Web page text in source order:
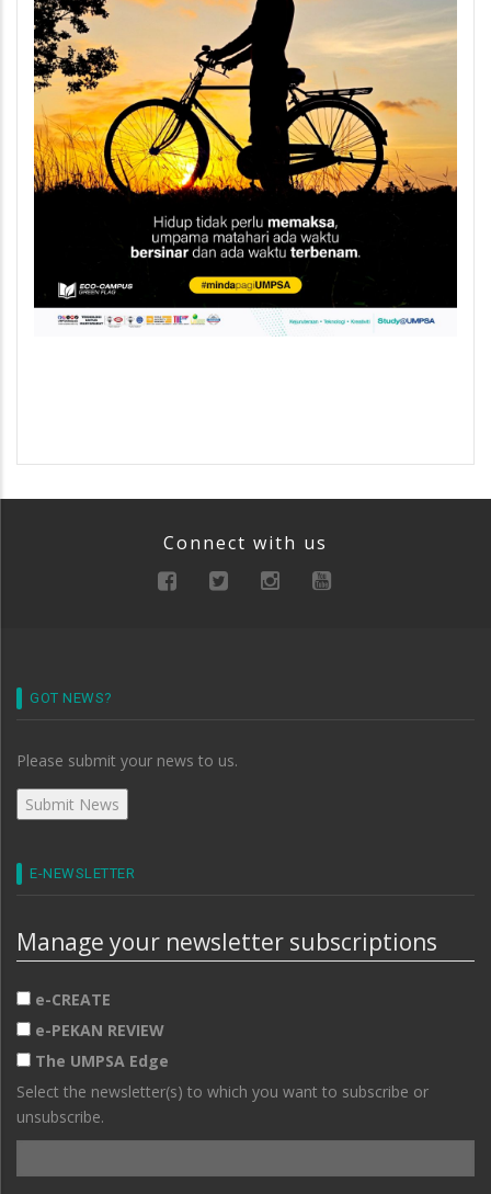
Connect with us
GOT NEWS?
Please submit your news to us.
E-NEWSLETTER
Manage your newsletter subscriptions
e-CREATE
e-PEKAN REVIEW
The UMPSA Edge
Select the newsletter(s) to which you want to subscribe or
unsubscribe.